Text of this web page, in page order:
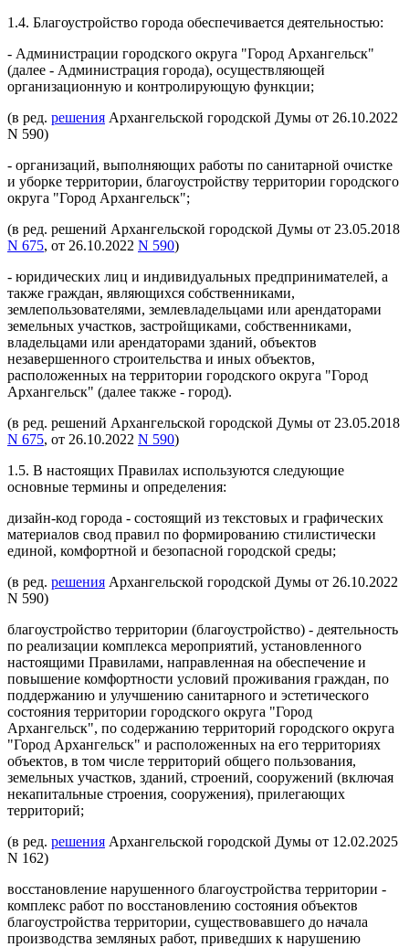
1.4. Благоустройство города обеспечивается деятельностью:
- Администрации городского округа "Город Архангельск"
(далее - Администрация города), осуществляющей
организационную и контролирующую функции;
(в ред. решения Архангельской городской Думы от 26.10.2022
N 590)
- организаций, выполняющих работы по санитарной очистке
и уборке территории, благоустройству территории городского
округа "Город Архангельск";
(в ред. решений Архангельской городской Думы от 23.05.2018
N 675, от 26.10.2022 N 590)
- юридических лиц и индивидуальных предпринимателей, а
также граждан, являющихся собственниками,
землепользователями, землевладельцами или арендаторами
земельных участков, застройщиками, собственниками,
владельцами или арендаторами зданий, объектов
незавершенного строительства и иных объектов,
расположенных на территории городского округа "Город
Архангельск" (далее также - город).
(в ред. решений Архангельской городской Думы от 23.05.2018
N 675, от 26.10.2022 N 590)
1.5. В настоящих Правилах используются следующие
основные термины и определения:
дизайн-код города - состоящий из текстовых и графических
материалов свод правил по формированию стилистически
единой, комфортной и безопасной городской среды;
(в ред. решения Архангельской городской Думы от 26.10.2022
N 590)
благоустройство территории (благоустройство) - деятельность
по реализации комплекса мероприятий, установленного
настоящими Правилами, направленная на обеспечение и
повышение комфортности условий проживания граждан, по
поддержанию и улучшению санитарного и эстетического
состояния территории городского округа "Город
Архангельск", по содержанию территорий городского округа
"Город Архангельск" и расположенных на его территориях
объектов, в том числе территорий общего пользования,
земельных участков, зданий, строений, сооружений (включая
некапитальные строения, сооружения), прилегающих
территорий;
(в ред. решения Архангельской городской Думы от 12.02.2025
N 162)
восстановление нарушенного благоустройства территории -
комплекс работ по восстановлению состояния объектов
благоустройства территории, существовавшего до начала
производства земляных работ, приведших к нарушению